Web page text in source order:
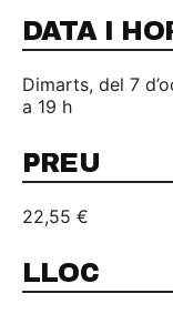
DATA I
Dimarts, del 7
a 19 h
PREU
22,55 €
LLOC